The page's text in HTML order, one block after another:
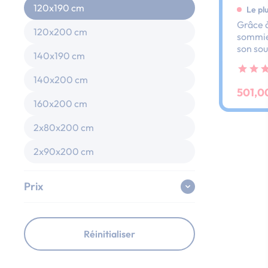
120x190 cm
120x200 cm
140x190 cm
140x200 cm
160x200 cm
2x80x200 cm
2x90x200 cm
Prix
Réinitialiser
Le
Grâce
son
dos
ses
au